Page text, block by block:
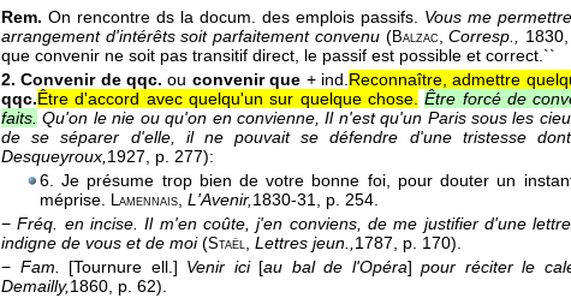
Rem. On rencontre ds la docum. des emplois passifs. Vous me
arrangement d'intérêts soit parfaitement convenu(Balzac ,Corresp.,
que convenir ne soit pas transitif direct, le passif est possible et correct.``
2. Convenir de qqc. ou convenir que + ind. Reconnaître, admettre
qqc.Être d'accord avec quelqu'un sur quelque chose. Être forcé de
faits. Qu'on le nie ou qu'on en convienne, Il n'est qu'un Paris sous les
de se séparer d'elle, il ne pouvait se défendre d'une tristesse
Desqueyroux, 1927 , p. 277):
6. Je présume trop bien de votre bonne foi, pour douter un
méprise.
Lamennais L'Avenir, 1830-31
, p. 254.
−Fréq. en incise. Il m'en coûte, j'en conviens, de me justifier d'une
indigne de vous et de moi(Staël Lettres jeun., 1787 , p. 170).
− Fam. [Tournure ell.] Venir ici[au bal de l'Opéra]pour réciter le
Demailly,1860 , p. 62).